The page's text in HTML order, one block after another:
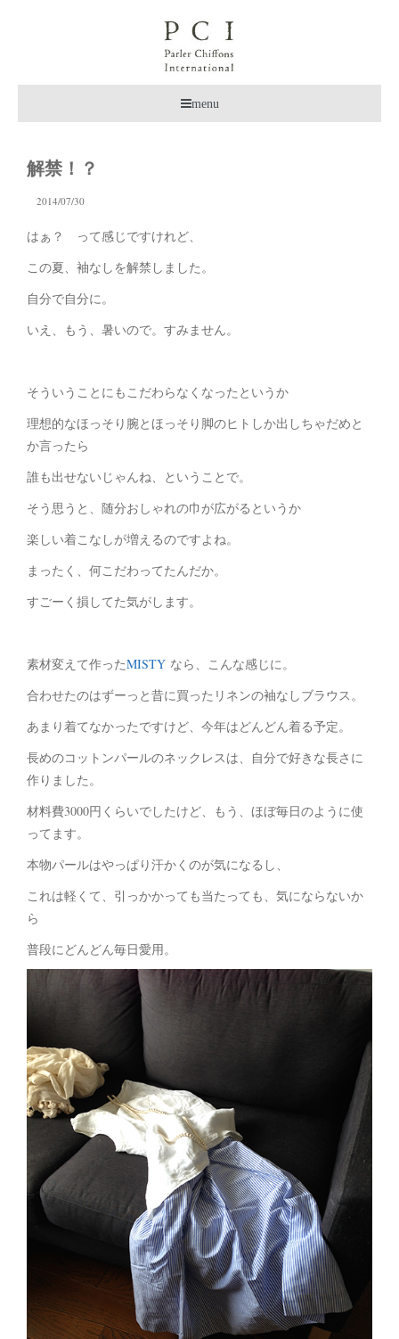
menu
解禁！？
2014/07/30
はぁ？ って感じですけれど、
この夏、袖なしを解禁しました。
自分で自分に。
いえ、もう、暑いので。すみません。
そういうことにもこだわらなくなったというか
理想的なほっそり腕とほっそり脚のヒトしか出しちゃだめと
か言ったら
誰も出せないじゃんね、ということで。
そう思うと、随分おしゃれの巾が広がるというか
楽しい着こなしが増えるのですよね。
まったく、何こだわってたんだか。
すごーく損してた気がします。
素材変えて作ったMISTY なら、こんな感じに。
合わせたのはずーっと昔に買ったリネンの袖なしブラウス。
あまり着てなかったですけど、今年はどんどん着る予定。
長めのコットンパールのネックレスは、自分で好きな長さに
作りました。
材料費3000円くらいでしたけど、もう、ほぼ毎日のように使
ってます。
本物パールはやっぱり汗かくのが気になるし、
これは軽くて、引っかかっても当たっても、気にならないか
ら
普段にどんどん毎日愛用。